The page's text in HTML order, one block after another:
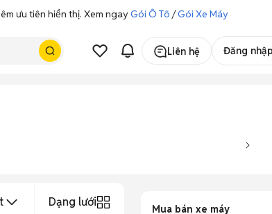
ưu tiên hiển thị. Xem ngayGói Ô Tô /Gói Xe Máy
Liên hệ Đăng nhập
Dạng lưới Mua bán xe máy